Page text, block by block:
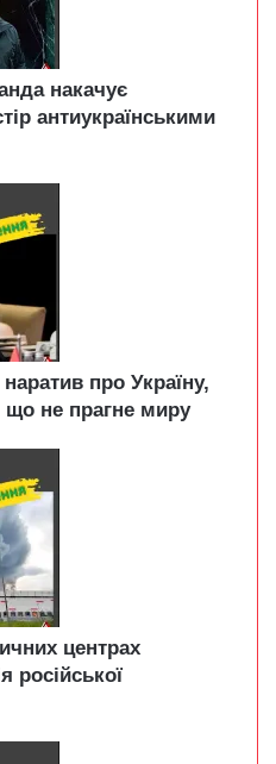
накачує
антиукраїнськими
про Україну,
що не прагне миру
центрах
російської